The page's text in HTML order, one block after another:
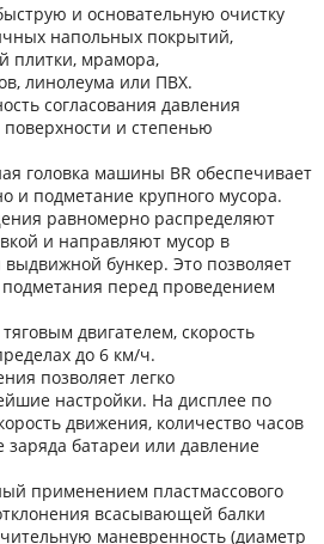
и основательную очистку
напольных покрытий,
плитки, мрамора,
линолеума или ПВХ.
согласования давления
и степенью
головка машины BR обеспечивает
и подметание крупного мусора.
равномерно распределяют
и направляют мусор в
бункер. Это позволяет
подметания перед проведением
двигателем, скорость
до 6 км/ч.
позволяет легко
настройки. На дисплее по
движения, количество часов
заряда батареи или давление
применением пластмассового
всасывающей балки
маневренность (диаметр